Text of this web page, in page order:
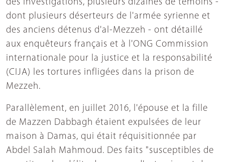
des investigations, plusieurs dizaines de témoins -
dont plusieurs déserteurs de l'armée syrienne et
des anciens détenus d'al-Mezzeh - ont détaillé
aux enquêteurs français et à l'ONG Commission
internationale pour la justice et la responsabilité
(CIJA) les tortures infligées dans la prison de
Mezzeh.
Parallèlement, en juillet 2016, l'épouse et la fille
de Mazzen Dabbagh étaient expulsées de leur
maison à Damas, qui était réquisitionnée par
Abdel Salah Mahmoud. Des faits "susceptibles de